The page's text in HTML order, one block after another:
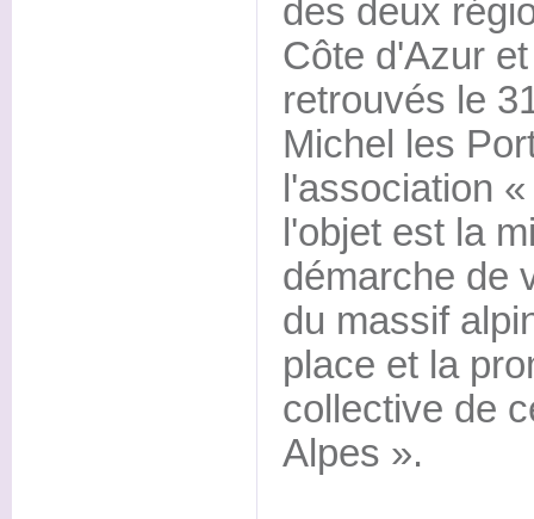
des deux
Côte d'Azur
retrouvés le
Michel les
l'association
l'objet est la
démarche de
du massif
place et la
collective de
Alpes ».